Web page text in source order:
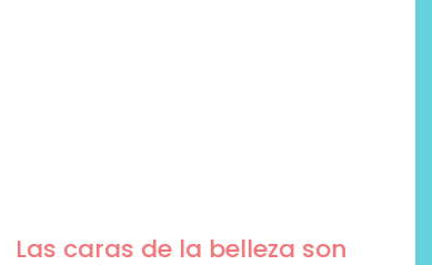
Las caras de la belleza son